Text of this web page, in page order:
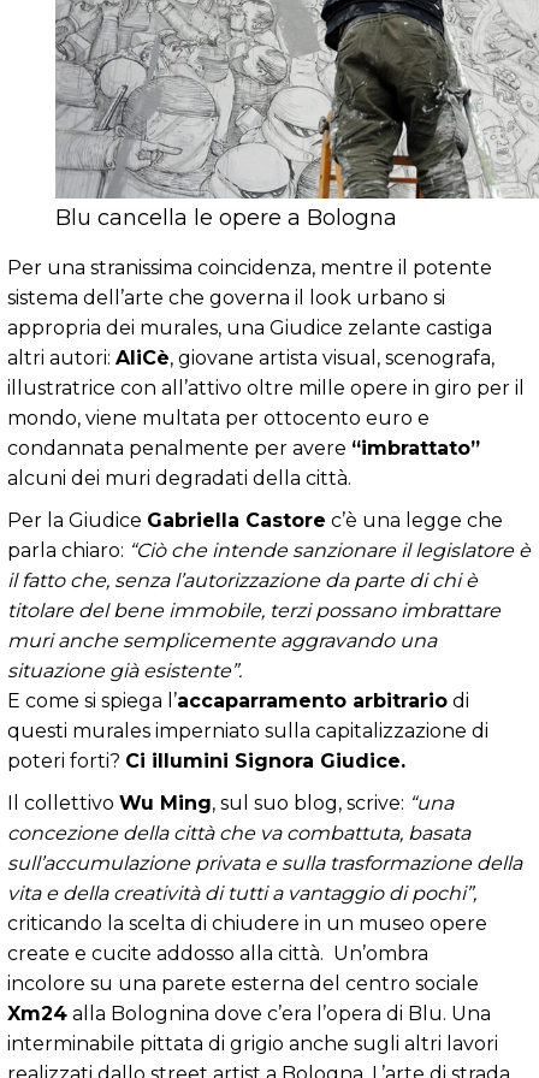
Blu cancella le opere a Bologna
Per una stranissima coincidenza, mentre il potente
sistema dell’arte che governa il look urbano si
appropria dei murales, una Giudice zelante castiga
altri autori: AliCè, giovane artista visual, scenografa,
illustratrice con all’attivo oltre mille opere in giro per il
mondo, viene multata per ottocento euro e
condannata penalmente per avere “imbrattato”
alcuni dei muri degradati della città.
Per la Giudice Gabriella Castore c’è una legge che
parla chiaro: “Ciò che intende sanzionare il legislatore è
il fatto che, senza l’autorizzazione da parte di chi è
titolare del bene immobile, terzi possano imbrattare
muri anche semplicemente aggravando una
situazione già esistente”.
E come si spiega l’accaparramento arbitrario di
questi murales imperniato sulla capitalizzazione di
poteri forti? Ci illumini Signora Giudice.
Il collettivo Wu Ming, sul suo blog, scrive: “una
concezione della città che va combattuta, basata
sull’accumulazione privata e sulla trasformazione della
vita e della creatività di tutti a vantaggio di pochi”,
criticando la scelta di chiudere in un museo opere
create e cucite addosso alla città. Un’ombra
incolore su una parete esterna del centro sociale
Xm24 alla Bolognina dove c’era l’opera di Blu. Una
interminabile pittata di grigio anche sugli altri lavori
realizzati dallo street artist a Bologna. L’arte di strada